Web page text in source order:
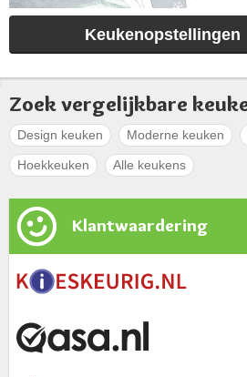
Keukenopstellingen
Zoek vergelijkbare
Design keuken Moderne keuken
Hoekkeuken Alle keukens
Klantwaardering